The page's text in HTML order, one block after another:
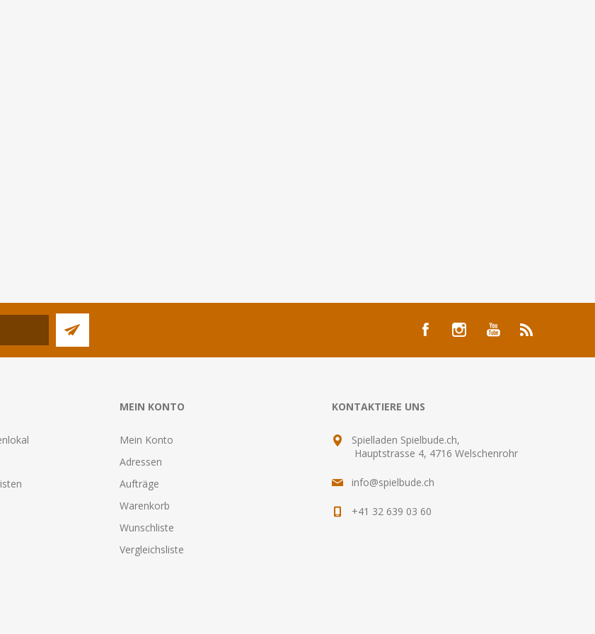
MEIN KONTO
Mein Konto
Adressen
Aufträge
Warenkorb
Wunschliste
Vergleichsliste
KONTAKTIERE UNS
Spielladen Spielbude.ch,
Hauptstrasse 4, 4716 Welschenrohr
info@spielbude.ch
+41 32 639 03 60